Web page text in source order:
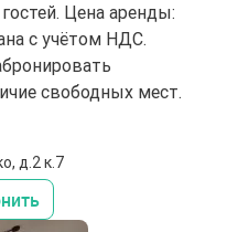
Цена аренды:
с учётом НДС.
свободных мест.
д.2 к.7